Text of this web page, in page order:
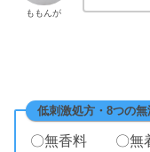
ももんが
低刺激処方・8つの無
〇無香料 〇